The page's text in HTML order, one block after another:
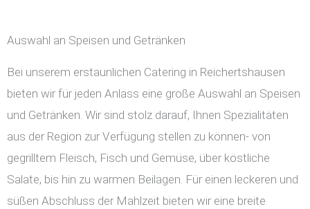
Auswahl an Speisen und Getränken
Bei unserem erstaunlichen Catering in Reichertshausen
bieten wir für jeden Anlass eine große Auswahl an Speisen
und Getränken. Wir sind stolz darauf, Ihnen Spezialitäten
aus der Region zur Verfügung stellen zu können- von
gegrilltem Fleisch, Fisch und Gemüse, über köstliche
Salate, bis hin zu warmen Beilagen. Für einen leckeren und
süßen Abschluss der Mahlzeit bieten wir eine breite